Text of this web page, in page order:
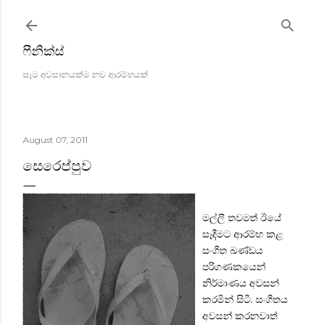
ෆීනික්ස්
සෑම අවසානයක්ම නව ආරම්භයක්
August 07, 2011
සෙරෙප්පුව
මල්ලී තවමත් ඊයේ
සෑදීමට ආරම්භ කළ
සංගීත ඛණ්ඩය
පරිගණකයෙන්
නිර්මාණය අවසන්
කරමින් සිටී. සංගීතය
අවසන් කරනවාත්